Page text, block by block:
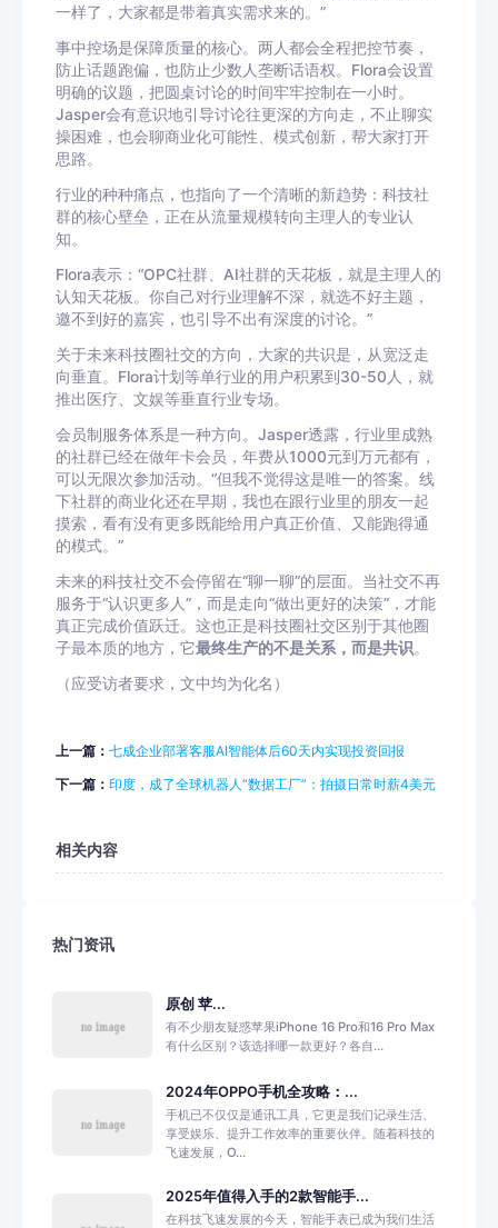
一样了，大家都是带着真实需求来的。”
事中控场是保障质量的核心。两人都会全程把控节奏，
防止话题跑偏，也防止少数人垄断话语权。Flora会设置
明确的议题，把圆桌讨论的时间牢牢控制在一小时。
Jasper会有意识地引导讨论往更深的方向走，不止聊实
操困难，也会聊商业化可能性、模式创新，帮大家打开
思路。
行业的种种痛点，也指向了一个清晰的新趋势：科技社
群的核心壁垒，正在从流量规模转向主理人的专业认
知。
Flora表示：“OPC社群、AI社群的天花板，就是主理人的
认知天花板。你自己对行业理解不深，就选不好主题，
邀不到好的嘉宾，也引导不出有深度的讨论。”
关于未来科技圈社交的方向，大家的共识是，从宽泛走
向垂直。Flora计划等单行业的用户积累到30-50人，就
推出医疗、文娱等垂直行业专场。
会员制服务体系是一种方向。Jasper透露，行业里成熟
的社群已经在做年卡会员，年费从1000元到万元都有，
可以无限次参加活动。“但我不觉得这是唯一的答案。线
下社群的商业化还在早期，我也在跟行业里的朋友一起
摸索，看有没有更多既能给用户真正价值、又能跑得通
的模式。”
未来的科技社交不会停留在“聊一聊”的层面。当社交不再
服务于“认识更多人”，而是走向“做出更好的决策”，才能
真正完成价值跃迁。这也正是科技圈社交区别于其他圈
子最本质的地方，它最终生产的不是关系，而是共识。
（应受访者要求，文中均为化名）
上一篇： 七成企业部署客服AI智能体后60天内实现投资回报
下一篇： 印度，成了全球机器人“数据工厂”：拍摄日常时薪4美元
相关内容
热门资讯
原创 苹...
有不少朋友疑惑苹果iPhone 16 Pro和16 Pro Max
有什么区别？该选择哪一款更好？各自...
2024年OPPO手机全攻略：...
手机已不仅仅是通讯工具，它更是我们记录生活、
享受娱乐、提升工作效率的重要伙伴。随着科技的
飞速发展，O...
2025年值得入手的2款智能手...
在科技飞速发展的今天，智能手表已成为我们生活